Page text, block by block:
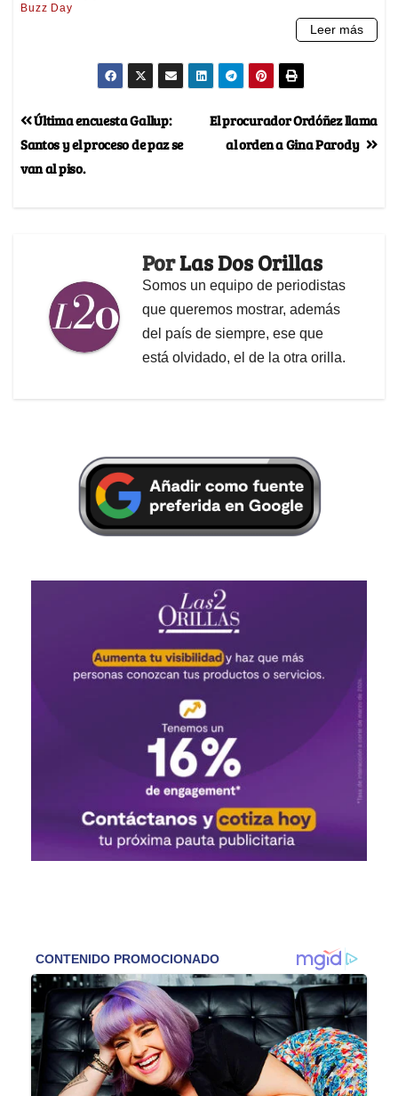
El procurador Ordóñez llama
al orden a Gina Parody
Última encuesta Gallup:
Santos y el proceso de paz se
van al piso.
PorLas Dos Orillas
Somos un equipo de periodistas
que queremos mostrar, además
del país de siempre, ese que
está olvidado, el de la otra orilla.